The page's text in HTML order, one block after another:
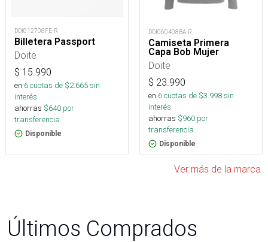
DOI012708FE-R
Billetera Passport
Doite
$ 15.990
en 6cuotas de $2.665sin
interés
ahorras $640 por
transferencia.
Disponible
DOI060408BA-R
Camiseta Primera
Capa Bob Mujer
Doite
$ 23.990
en 6cuotas de $3.998sin
interés
ahorras $960 por
transferencia.
Disponible
Ver más de la marca
Últimos Comprados